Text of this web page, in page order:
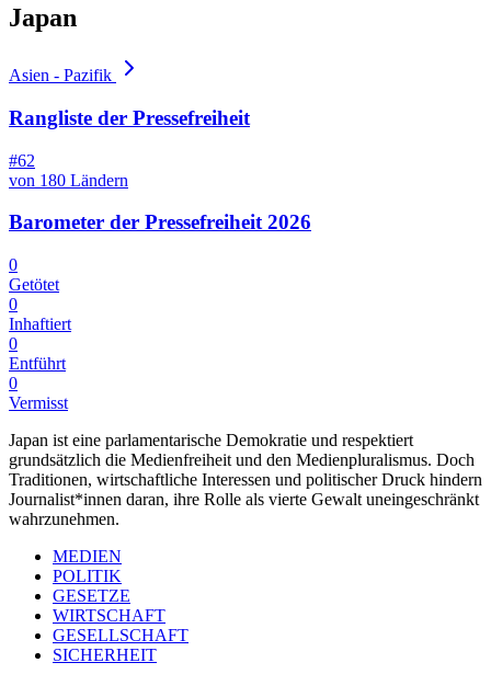
Japan
Asien - Pazifik
Rangliste der Pressefreiheit
#62
von 180 Ländern
Barometer der Pressefreiheit 2026
0
Getötet
0
Inhaftiert
0
Entführt
0
Vermisst
Japan ist eine parlamentarische Demokratie und respektiert
grundsätzlich die Medienfreiheit und den Medienpluralismus. Doch
Traditionen, wirtschaftliche Interessen und politischer Druck hindern
Journalist*innen daran, ihre Rolle als vierte Gewalt uneingeschränkt
wahrzunehmen.
MEDIEN
POLITIK
GESETZE
WIRTSCHAFT
GESELLSCHAFT
SICHERHEIT